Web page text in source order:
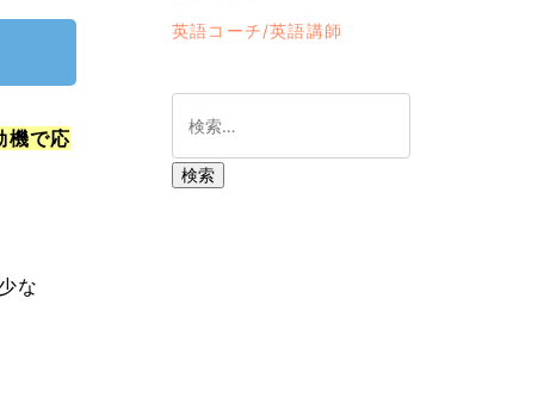
機で応
な
英語コーチ/英語講師